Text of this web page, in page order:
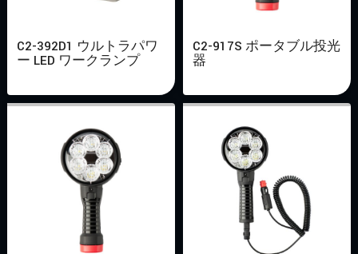
C2-392D1 ウルトラパワ
ー LED ワークランプ
C2-917S ポータブル投光
器